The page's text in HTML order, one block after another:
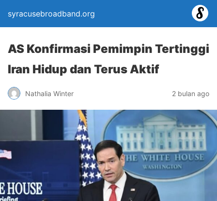
syracusebroadband.org
AS Konfirmasi Pemimpin Tertinggi
Iran Hidup dan Terus Aktif
Nathalia Winter 2 bulan ago